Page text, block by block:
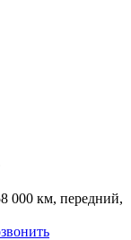
000 км, передний,